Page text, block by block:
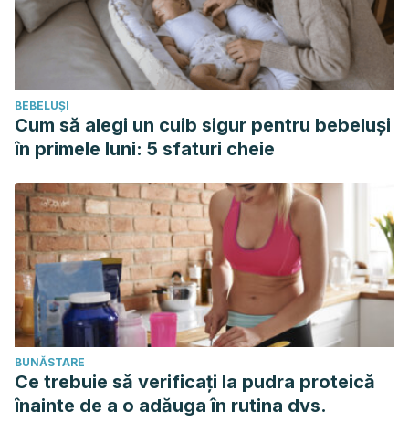
BEBELUȘI
Cum să alegi un cuib sigur pentru bebeluși
în primele luni: 5 sfaturi cheie
BUNĂSTARE
Ce trebuie să verificați la pudra proteică
înainte de a o adăuga în rutina dvs.